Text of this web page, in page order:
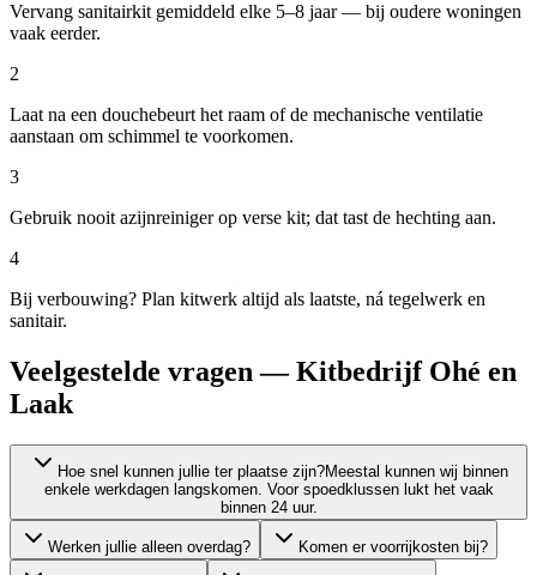
Vervang sanitairkit gemiddeld elke 5–8 jaar — bij oudere woningen
vaak eerder.
2
Laat na een douchebeurt het raam of de mechanische ventilatie
aanstaan om schimmel te voorkomen.
3
Gebruik nooit azijnreiniger op verse kit; dat tast de hechting aan.
4
Bij verbouwing? Plan kitwerk altijd als laatste, ná tegelwerk en
sanitair.
Veelgestelde vragen — Kitbedrijf Ohé en
Laak
Hoe snel kunnen jullie ter plaatse zijn?Meestal kunnen wij binnen
enkele werkdagen langskomen. Voor spoedklussen lukt het vaak
binnen 24 uur.
Werken jullie alleen overdag? Komen er voorrijkosten bij?